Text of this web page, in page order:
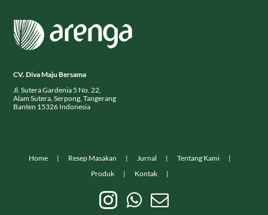
CV. Diva Maju Bersama
Jl. Sutera Gardenia 5 No. 22,
Alam Sutera, Serpong, Tangerang
Banten 15326 Indonesia
Home Resep Masakan Jurnal
Tentang Kami
Produk
Kontak